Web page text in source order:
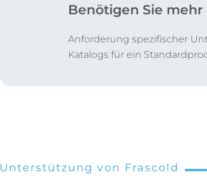
Benötigen Sie mehr
Anforderung spezifischer
Katalogs für ein
Unterstützung von Frascold